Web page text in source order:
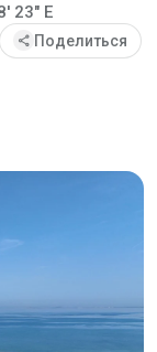
23" E
share Поделиться